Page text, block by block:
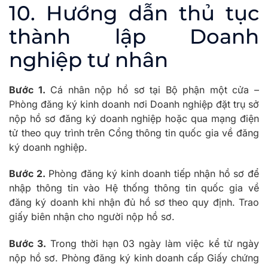
10. Hướng dẫn thủ tục
thành lập Doanh
nghiệp tư nhân
Bước 1. Cá nhân nộp hồ sơ tại Bộ phận một cửa –
Phòng đăng ký kinh doanh nơi Doanh nghiệp đặt trụ sở
nộp hồ sơ đăng ký doanh nghiệp hoặc qua mạng điện
tử theo quy trình trên Cổng thông tin quốc gia về đăng
ký doanh nghiệp.
Bước 2. Phòng đăng ký kinh doanh tiếp nhận hồ sơ để
nhập thông tin vào Hệ thống thông tin quốc gia về
đăng ký doanh khi nhận đủ hồ sơ theo quy định. Trao
giấy biên nhận cho người nộp hồ sơ.
Bước 3. Trong thời hạn 03 ngày làm việc kể từ ngày
nộp hồ sơ. Phòng đăng ký kinh doanh cấp Giấy chứng